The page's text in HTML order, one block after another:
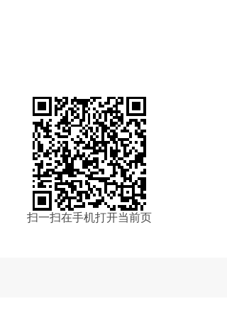
扫一扫在手机打开当前页